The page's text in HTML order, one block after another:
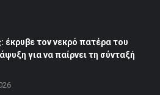
έκρυβε τον νεκρό πατέρα του
για να παίρνει τη σύνταξή